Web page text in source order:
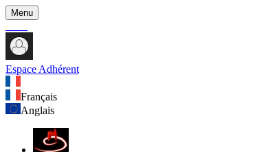
Menu
Espace Adhérent
Français
Anglais